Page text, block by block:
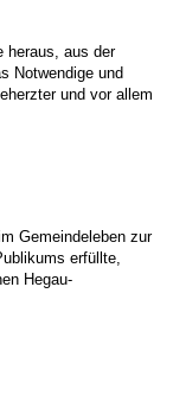
heraus, aus der
Notwendige und
und vor allem
Gemeindeleben zur
erfüllte,
Hegau-